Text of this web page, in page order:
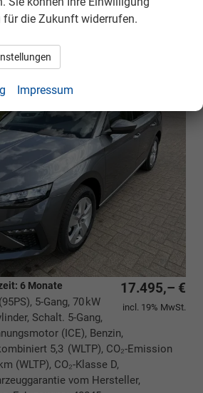
/ FREI KONFIGURIERBAR
17.495,– €
incl. 19% MwSt.
6 Monate
5-Gang, 70 kW
Schalt. 5-Gang,
(ICE), Benzin,
5,3 (WLTP), CO₂-Emission
(WLTP), CO₂-Klasse D,
vom Hersteller,
für die Zukunft widerrufen.
Impressum